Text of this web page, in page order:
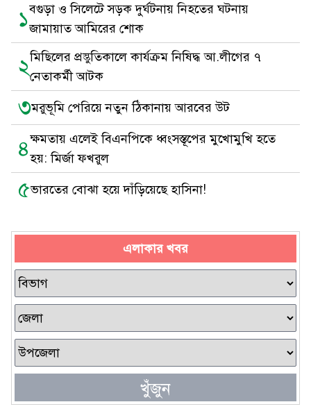
১বগুড়া ও সিলেটে সড়ক দুর্ঘটনায় নিহতের ঘটনায়
জামায়াত আমিরের শোক
২মিছিলের প্রস্তুতিকালে কার্যক্রম নিষিদ্ধ আ.লীগের ৭
নেতাকর্মী আটক
৩মরুভূমি পেরিয়ে নতুন ঠিকানায় আরবের উট
৪ক্ষমতায় এলেই বিএনপিকে ধ্বংসস্তূপের মুখোমুখি হতে
হয়: মির্জা ফখরুল
৫ভারতের বোঝা হয়ে দাঁড়িয়েছে হাসিনা!
এলাকার খবর
খুঁজুন